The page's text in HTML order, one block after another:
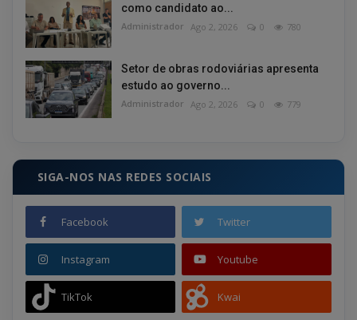
como candidato ao...
Administrador Ago 2, 2026 0 780
Setor de obras rodoviárias apresenta
estudo ao governo...
Administrador Ago 2, 2026 0 779
SIGA-NOS NAS REDES SOCIAIS
Facebook Twitter
Instagram Youtube
TikTok Kwai